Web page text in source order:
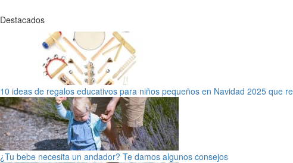
Destacados
10 ideas de regalos educativos para niños pequeños en Navidad 2025 que
¿Tu bebe necesita un andador? Te damos algunos consejos